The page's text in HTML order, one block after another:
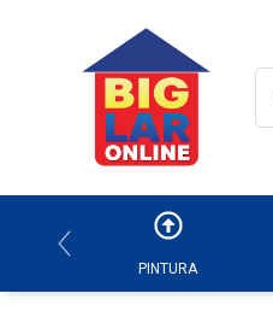
PINTURA